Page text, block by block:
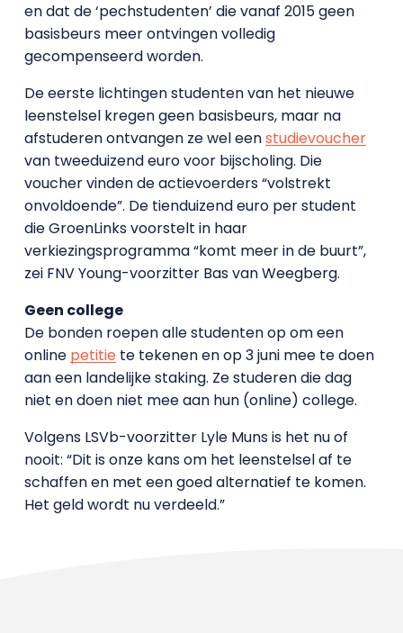
en dat de ‘pechstudenten’ die vanaf 2015 geen
basisbeurs meer ontvingen volledig
gecompenseerd worden.
De eerste lichtingen studenten van het nieuwe
leenstelsel kregen geen basisbeurs, maar na
afstuderen ontvangen ze wel eenstudievoucher
van tweeduizend euro voor bijscholing. Die
voucher vinden de actievoerders “volstrekt
onvoldoende”. De tienduizend euro per student
die GroenLinks voorstelt in haar
verkiezingsprogramma “komt meer in de buurt”,
zei FNV Young-voorzitter Bas van Weegberg.
Geen college
De bonden roepen alle studenten op om een
online petitiete tekenen en op 3 juni mee te doen
aan een landelijke staking. Ze studeren die dag
niet en doen niet mee aan hun (online) college.
Volgens LSVb-voorzitter Lyle Muns is het nu of
nooit: “Dit is onze kans om het leenstelsel af te
schaffen en met een goed alternatief te komen.
Het geld wordt nu verdeeld.”